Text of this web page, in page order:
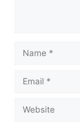
Name
Email
Website